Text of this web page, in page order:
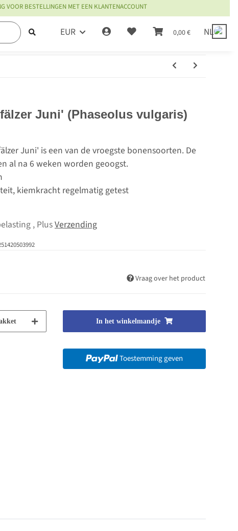
VOOR BESTELLINGEN MET EEN KLANTENACCOUNT
EUR 0,00 € NL
Juni' (Phaseolus vulgaris)
Juni' is een van de vroegste bonensoorten. De
al na 6 weken worden geoogst.
kiemkracht regelmatig getest
, PlusVerzending
Vraag over het product
In het winkelmandje
Toestemming geven